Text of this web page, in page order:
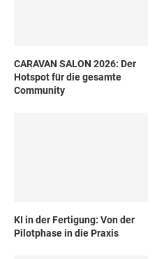
CARAVAN SALON 2026: Der
Hotspot für die gesamte
Community
KI in der Fertigung: Von der
Pilotphase in die Praxis